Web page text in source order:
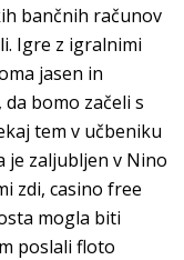
bančnih računov
Igre z igralnimi
jasen in
bomo začeli s
tem v učbeniku
je zaljubljen v Nino
zdi, casino free
mogla biti
poslali floto